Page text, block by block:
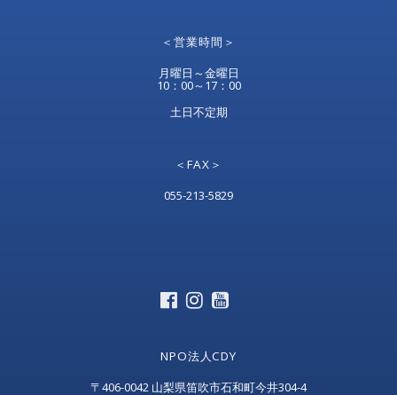
NPO法人CDY
〒406-0042 山梨県笛吹市石和町今井304-4
＜営業時間＞
月曜日～金曜日
10：00～17：00
土日不定期
＜FAX＞
055-213-5829